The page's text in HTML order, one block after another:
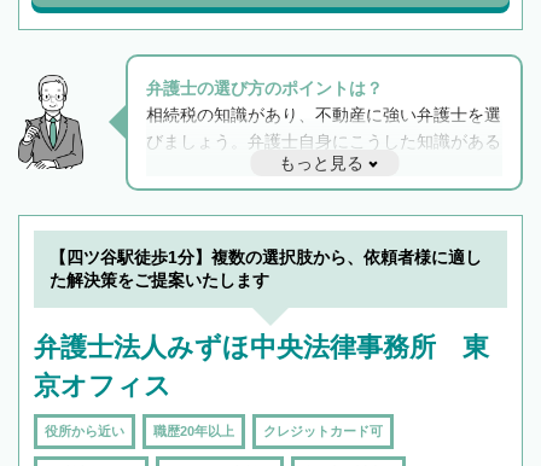
弁護士の選び方のポイントは？
相続税の知識があり、不動産に強い弁護士を選
びましょう。弁護士自身にこうした知識がある
と他士業との連携もスムーズに進み、トラブル
解決のみならず相続をトータルで任せることが
できます。また、相続は感情がからむ分野なの
でフィーリングも重要です。実際に電話や面談
で複数の弁護士と会話をしてウマが合う方に依
もっと見る
【四ツ谷駅徒歩1分】複数の選択肢から、依頼者様に適し
た解決策をご提案いたします
弁護士法人みずほ中央法律事務所 東
京オフィス
役所から近い 職歴20年以上 クレジットカード可